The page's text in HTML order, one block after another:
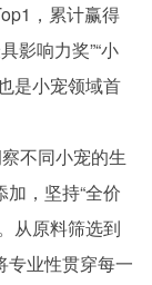
，累计赢得
影响力奖”“小
是小宠领域首
不同小宠的生
，坚持“全价
从原料筛选到
专业性贯穿每一